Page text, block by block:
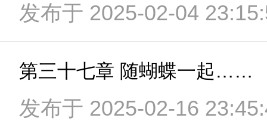
发布于 2025-02-04
第三十七章 随蝴蝶一起……
发布于 2025-02-16